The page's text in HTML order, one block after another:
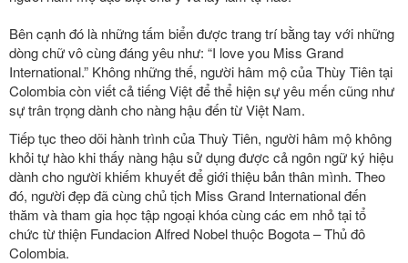
Bên cạnh đó là những tấm biển được trang trí bằng tay với những
dòng chữ vô cùng đáng yêu như: “I love you Miss Grand
International.” Không những thế, người hâm mộ của Thùy Tiên tại
Colombia còn viết cả tiếng Việt để thể hiện sự yêu mến cũng như
sự trân trọng dành cho nàng hậu đến từ Việt Nam.
Tiếp tục theo dõi hành trình của Thuỳ Tiên, người hâm mộ không
khỏi tự hào khi thấy nàng hậu sử dụng được cả ngôn ngữ ký hiệu
dành cho người khiếm khuyết để giới thiệu bản thân mình. Theo
đó, người đẹp đã cùng chủ tịch Miss Grand International đến
thăm và tham gia học tập ngoại khóa cùng các em nhỏ tại tổ
chức từ thiện Fundacion Alfred Nobel thuộc Bogota – Thủ đô
Colombia.